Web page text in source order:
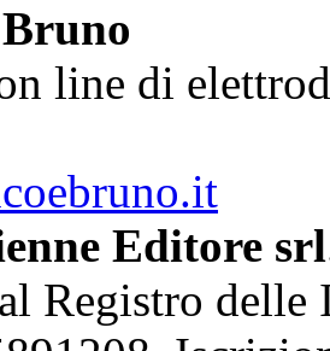
line di
Editore srl
Registro delle